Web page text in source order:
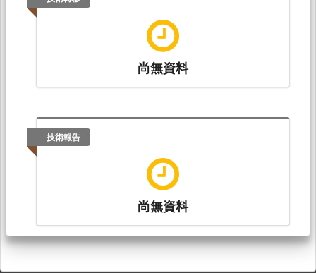
尚無資料
技術報告
尚無資料